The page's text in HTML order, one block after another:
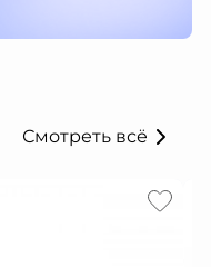
Смотреть всё